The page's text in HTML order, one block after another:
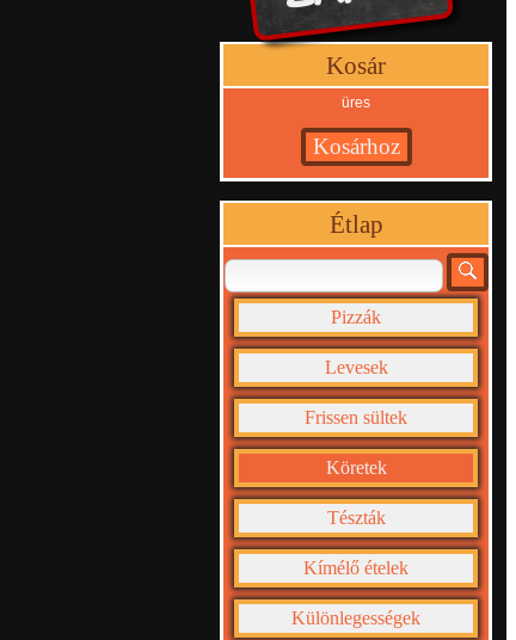
Kosár
üres
Étlap
Pizzák
Levesek
Frissen sültek
Köretek
Tészták
Kímélő ételek
Különlegességek